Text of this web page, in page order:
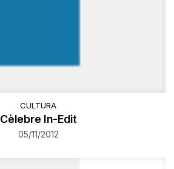
CULTURA
Cèlebre In-Edit
05/11/2012